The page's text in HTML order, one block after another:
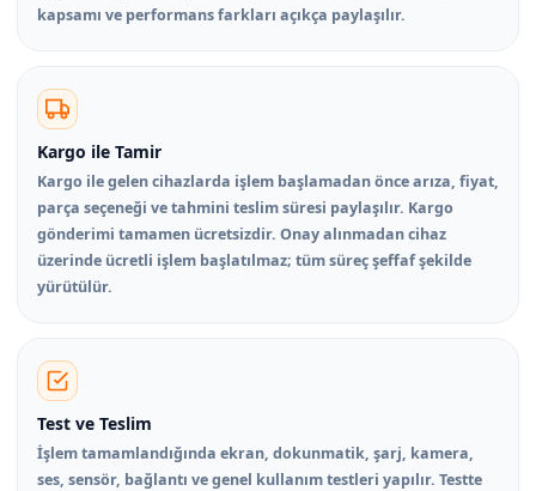
kapsamı ve performans farkları açıkça paylaşılır.
Kargo ile Tamir
Kargo ile gelen cihazlarda işlem başlamadan önce arıza, fiyat,
parça seçeneği ve tahmini teslim süresi paylaşılır. Kargo
gönderimi tamamen ücretsizdir. Onay alınmadan cihaz
üzerinde ücretli işlem başlatılmaz; tüm süreç şeffaf şekilde
yürütülür.
Test ve Teslim
İşlem tamamlandığında ekran, dokunmatik, şarj, kamera,
ses, sensör, bağlantı ve genel kullanım testleri yapılır. Testte